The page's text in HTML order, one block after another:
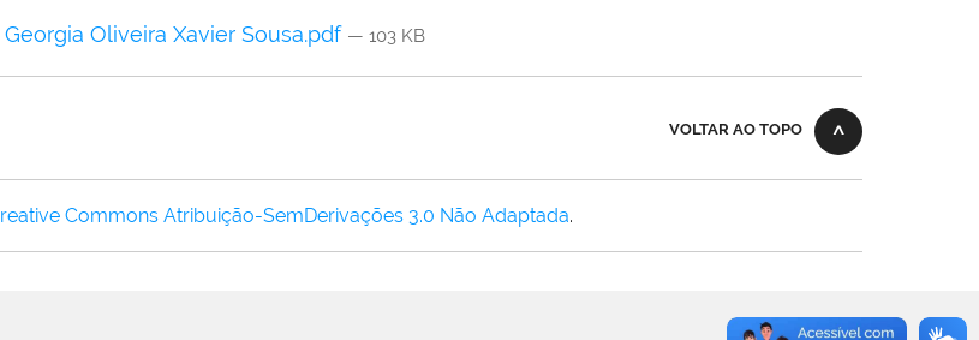
Oliveira Xavier Sousa.pdf — 103 KB
VOLTAR AO TOPO
Commons Atribuição-SemDerivações 3.0 Não Adaptada.